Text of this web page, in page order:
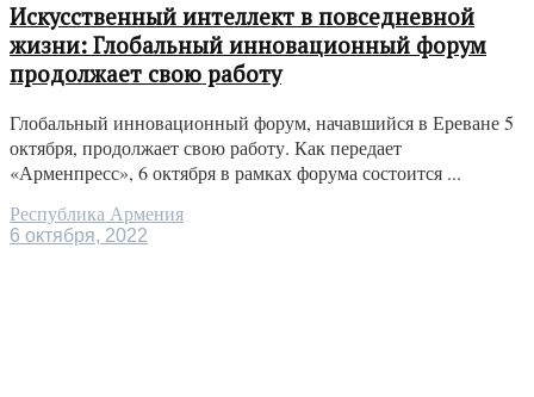
Искусственный интеллект в повседневной
жизни: Глобальный инновационный форум
продолжает свою работу
Глобальный инновационный форум, начавшийся в Ереване 5
октября, продолжает свою работу. Как передает
«Арменпресс», 6 октября в рамках форума состоится ...
Республика Армения
6 октября, 2022